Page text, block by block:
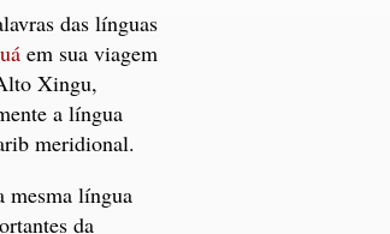
das línguas
em sua viagem
Xingu,
a língua
meridional.
mesma língua
da